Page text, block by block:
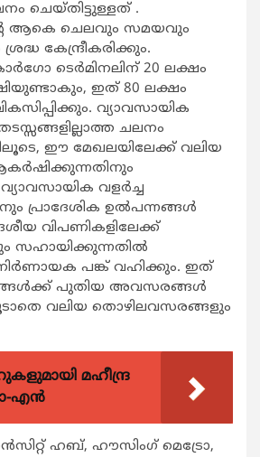
ചെയ്തിട്ടുള്ളത് .
ആകെ ചെലവും സമയവും
കേന്ദ്രീകരിക്കും.
ടെര്‍മിനലിന് 20 ലക്ഷം
ഇത് 80 ലക്ഷം
വ്യാവസായിക
ചലനം
ഈ മേഖലയിലേക്ക് വലിയ
വളര്‍ച്ച
പ്രാദേശിക ഉല്‍പന്നങ്ങള്‍
വിപണികളിലേക്ക്
സഹായിക്കുന്നതില്‍
പങ്ക് വഹിക്കും. ഇത്
പുതിയ അവസരങ്ങള്‍
വലിയ തൊഴിലവസരങ്ങളും
മഹീന്ദ്ര
എൻ
ഹബ്, ഹൗസിംഗ് മെട്രോ,